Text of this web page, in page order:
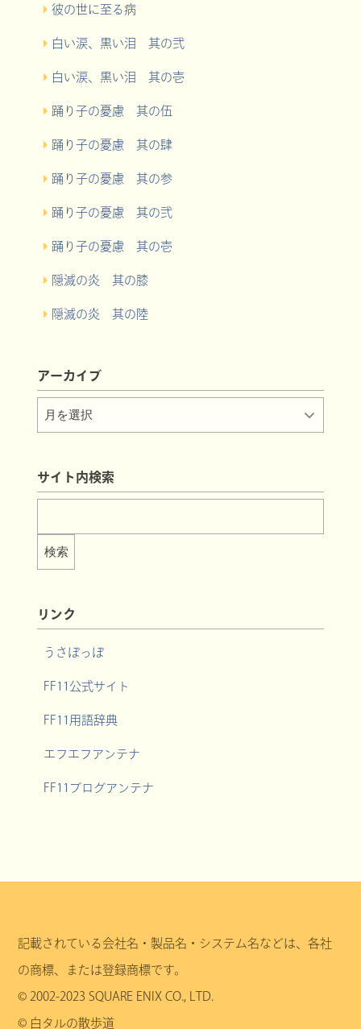
彼の世に至る病
白い涙、黒い泪 其の弐
白い涙、黒い泪 其の壱
踊り子の憂慮 其の伍
踊り子の憂慮 其の肆
踊り子の憂慮 其の参
踊り子の憂慮 其の弐
踊り子の憂慮 其の壱
隠滅の炎 其の膝
隠滅の炎 其の陸
アーカイブ
サイト内検索
リンク
うさぽっぽ
FF11公式サイト
FF11用語辞典
エフエフアンテナ
FF11ブログアンテナ
記載されている会社名・製品名・システム名などは、各社
の商標、または登録商標です。
© 2002-2023 SQUARE ENIX CO., LTD.
© 白タルの散歩道